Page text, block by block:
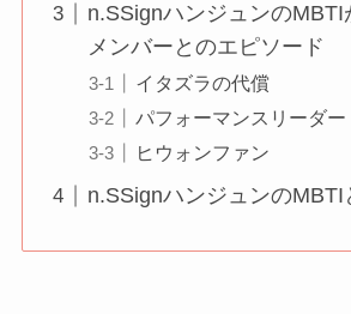
n.SSignハンジュンのMBTI
メンバーとのエピソード
イタズラの代償
パフォーマンスリーダー
ヒウォンファン
n.SSignハンジュンのMBTI